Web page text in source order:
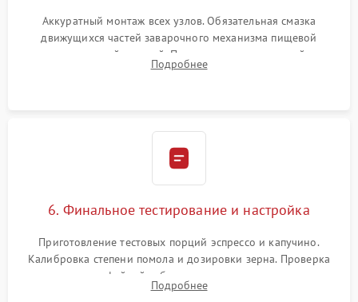
Аккуратный монтаж всех узлов. Обязательная смазка
движущихся частей заварочного механизма пищевой
силиконовой смазкой. Проведение программной
декальцинации и очистки системы от кофейных масел.
Подробнее
6. Финальное тестирование и настройка
Приготовление тестовых порций эспрессо и капучино.
Калибровка степени помола и дозировки зерна. Проверка
плотности кофейной таблетки, температуры напитка и
качества молочной пены. Контроль отсутствия посторонних
Подробнее